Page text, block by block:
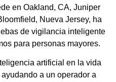
en Oakland, CA, Juniper
Nueva Jersey, ha
de vigilancia inteligente
para personas mayores.
artificial en la vida
a un operador a